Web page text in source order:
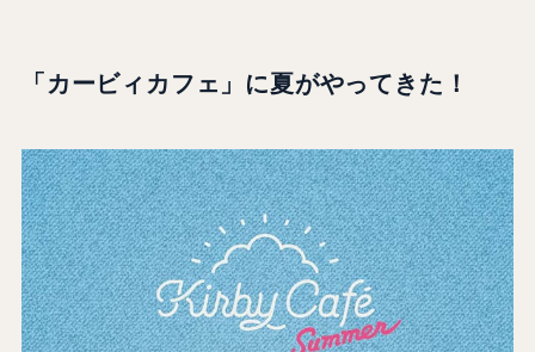
「カービィカフェ」に夏がやってきた！